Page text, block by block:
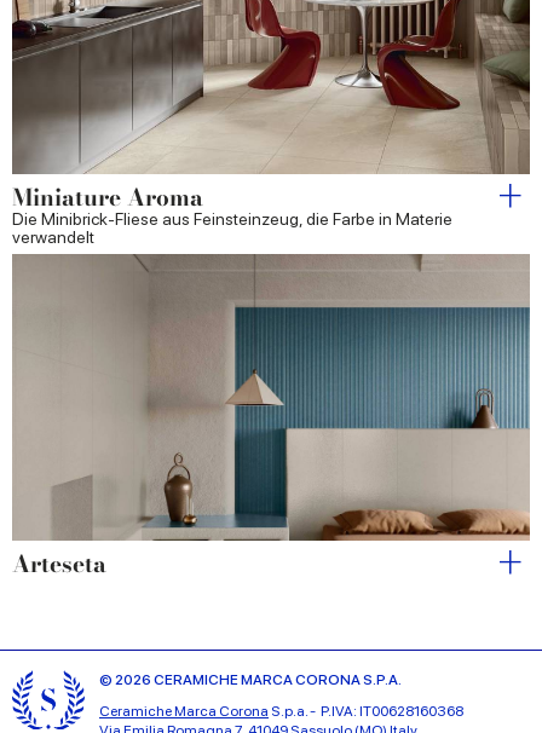
Miniature Aroma
Die Minibrick-Fliese aus Feinsteinzeug, die Farbe in Materie
verwandelt
Arteseta
© 2026 CERAMICHE MARCA CORONA S.P.A.
Ceramiche Marca Corona S.p.a. - P.IVA: IT00628160368